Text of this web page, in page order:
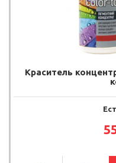
Краситель